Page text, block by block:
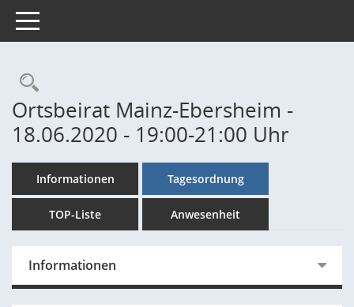
Toggle navigation
Rechercheauswahl
Ortsbeirat Mainz-Ebersheim -
18.06.2020 - 19:00-21:00 Uhr
Informationen Tagesordnung
TOP-Liste Anwesenheit
Informationen